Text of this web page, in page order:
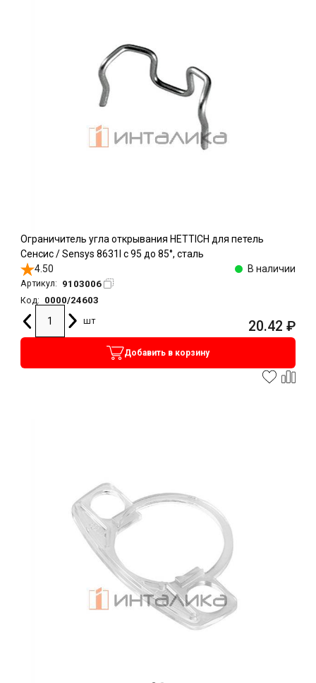
Ограничитель угла открывания HETTICH для петель
Сенсис / Sensys 8631I c 95 до 85°, сталь
4.50
В наличии
Артикул: 9103006
Код:
0000/24603
шт
20.42 ₽
Добавить в корзину